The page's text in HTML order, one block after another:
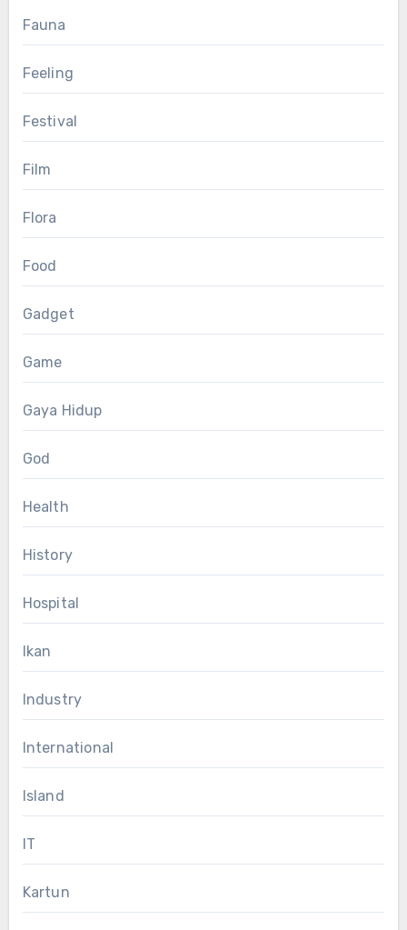
Fauna
Feeling
Festival
Film
Flora
Food
Gadget
Game
Gaya Hidup
God
Health
History
Hospital
Ikan
Industry
International
Island
IT
Kartun